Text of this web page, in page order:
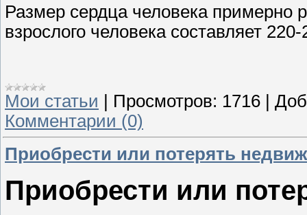
Размер сердца человека примерно
взрослого человека составляет 220-
Мои статьи Просмотров: 1716
Комментарии (0)
Приобрести или потерять
Приобрести или